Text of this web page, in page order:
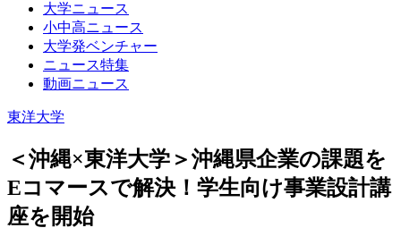
大学ニュース
小中高ニュース
大学発ベンチャー
ニュース特集
動画ニュース
東洋大学
＜沖縄×東洋大学＞沖縄県企業の課題を
Eコマースで解決！学生向け事業設計講
座を開始